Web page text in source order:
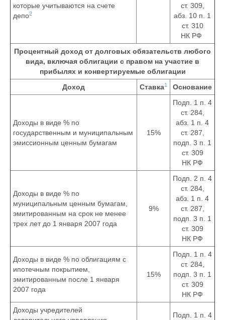
которые учитываются на счете
депо2
ст. 309,
абз. 10 п. 1
ст. 310
НК РФ
Процентный доход от долговых обязательств любого
вида, включая облигации с правом на участие в
прибылях и конвертируемые облигации
Доход
Ставка1 Основание
Доходы в виде % по
государственным и муниципальным
эмиссионным ценным бумагам
15%
Подп. 1 п. 4
ст. 284,
абз. 1 п. 4
ст. 287,
подп. 3 п. 1
ст. 309
НК РФ
Доходы в виде % по
муниципальным ценным бумагам,
эмитированным на срок не менее
трех лет до 1 января 2007 года
9%
Подп. 2 п. 4
ст. 284,
абз. 1 п. 4
ст. 287,
подп. 3 п. 1
ст. 309
НК РФ
Доходы в виде % по облигациям с
ипотечным покрытием,
эмитированным после 1 января
2007 года
15%
Подп. 1 п. 4
ст. 284,
подп. 3 п. 1
ст. 309
НК РФ
Доходы учредителей
Подп. 1 п. 4